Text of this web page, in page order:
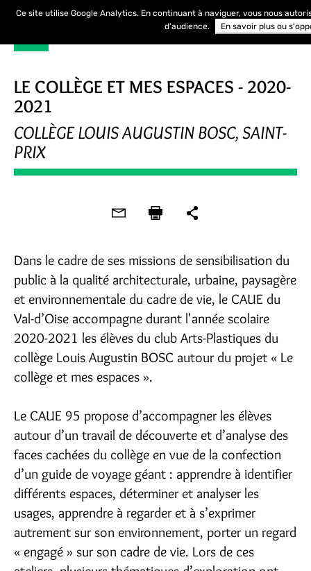
LE COLLÈGE ET MES ESPACES - 2020-
2021
COLLÈGE LOUIS AUGUSTIN BOSC, SAINT-
PRIX
Dans le cadre de ses missions de sensibilisation du
public à la qualité architecturale, urbaine, paysagère
et environnementale du cadre de vie, le CAUE du
Val-d’Oise accompagne durant l'année scolaire
2020-2021 les élèves du club Arts-Plastiques du
collège Louis Augustin BOSC autour du projet « Le
collège et mes espaces ».
Le CAUE 95 propose d’accompagner les élèves
autour d’un travail de découverte et d’analyse des
faces cachées du collège en vue de la confection
d’un guide de voyage géant : apprendre à identifier
différents espaces, déterminer et analyser les
usages, apprendre à regarder et à s’exprimer
autrement sur son environnement, porter un regard
« engagé » sur son cadre de vie. Lors de ces
Ce site utilise Google Analytics. En continuant à naviguer, vous nous
d'audience.
En savoir plus ou